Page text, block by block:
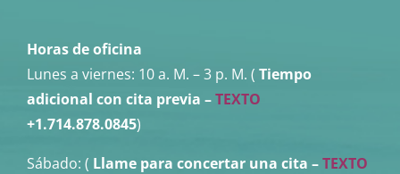
Horas de oficina
Lunes a viernes: 10 a. M. – 3 p. M. ( Tiempo
adicional con cita previa –TEXTO
+1.714.878.0845)
Sábado: ( Llame para concertar una cita –TEXTO